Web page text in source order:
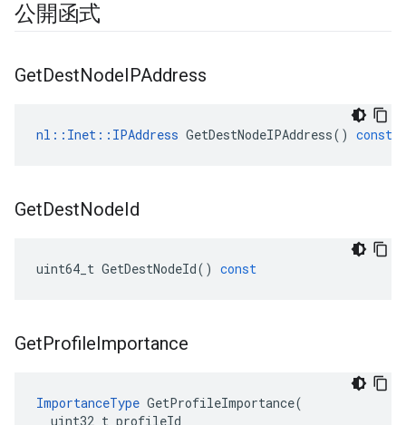
公開函式
GetDestNodeIPAddress
nl :: Inet :: IPAddress GetDestNodeIPAddress() const
GetDestNodeId
uint64_t GetDestNodeId() const
GetProfileImportance
ImportanceType GetProfileImportance(
uint32_t profileId